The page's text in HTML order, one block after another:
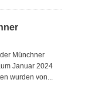
Münchner
Januar 2024
wurden von...